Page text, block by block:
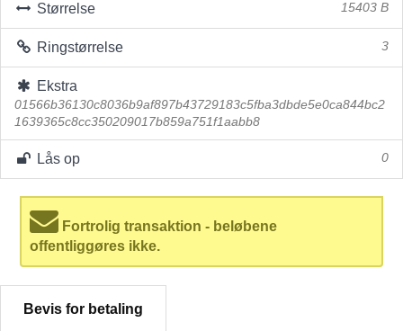
Størrelse 15403 B
Ringstørrelse 3
Ekstra
01566b36130c8036b9af897b43729183c5fba3dbde5e0ca844bc2
1639365c8cc350209017b859a751f1aabb8
Lås op 0
Fortrolig transaktion - beløbene
offentliggøres ikke.
Bevis for betaling